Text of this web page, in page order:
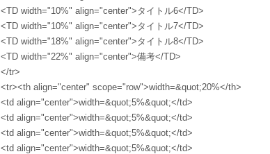
<TD width="10%" align="center">タイトル6</TD>
<TD width="10%" align="center">タイトル7</TD>
<TD width="18%" align="center">タイトル8</TD>
<TD width="22%" align="center">備考</TD>
</tr>
<tr><th align="center" scope="row">width=&quot;20%</th>
<td align="center">width=&quot;5%&quot;</td>
<td align="center">width=&quot;5%&quot;</td>
<td align="center">width=&quot;5%&quot;</td>
<td align="center">width=&quot;5%&quot;</td>